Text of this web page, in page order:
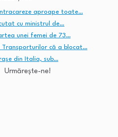
aproape toate…
cu ministrul de…
unei femei de 73…
Transporturilor că a blocat…
din Italia, sub…
Urmărește-ne!